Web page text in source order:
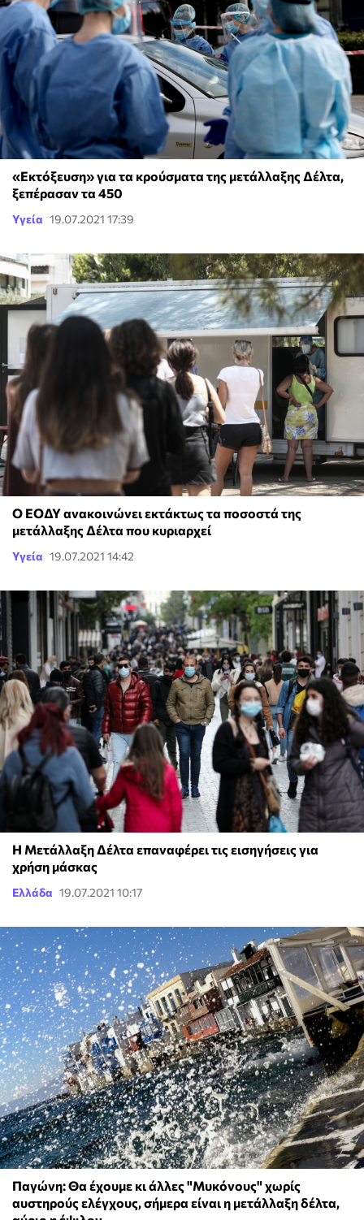
«Εκτόξευση» για τα κρούσματα της μετάλλαξης Δέλτα,
ξεπέρασαν τα 450
Υγεία 19.07.2021 17:39
Ο ΕΟΔΥ ανακοινώνει εκτάκτως τα ποσοστά της
μετάλλαξης Δέλτα που κυριαρχεί
Υγεία 19.07.2021 14:42
Η Μετάλλαξη Δέλτα επαναφέρει τις εισηγήσεις για
χρήση μάσκας
Ελλάδα 19.07.2021 10:17
Παγώνη: Θα έχουμε κι άλλες "Μυκόνους" χωρίς
αυστηρούς ελέγχους, σήμερα είναι η μετάλλαξη δέλτα,